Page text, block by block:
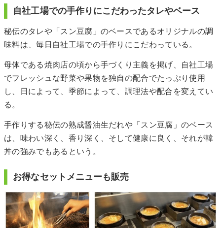
自社工場での手作りにこだわったタレやベース
秘伝のタレや「スン豆腐」のベースであるオリジナルの調
味料は、毎日自社工場での手作りにこだわっている。
母体である焼肉店の頃から手づくり主義を掲げ、自社工場
でフレッシュな野菜や果物を独自の配合でたっぷり使用
し、日によって、季節によって、調理法や配合を変えてい
る。
手作りする秘伝の熟成醤油生だれや「スン豆腐」のベース
は、味わい深く、香り深く、そして健康に良く、それが韓
丼の強みでもあるという。
お得なセットメニューも販売